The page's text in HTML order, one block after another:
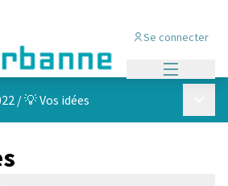
Se connecter
/💡 Vos idées